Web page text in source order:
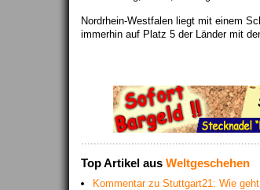
Nordrhein-Westfalen liegt mit einem
immerhin auf Platz 5 der Länder mit
Top Artikel aus Weltgeschehen
Kommentar zu Stuttgart21: Wie